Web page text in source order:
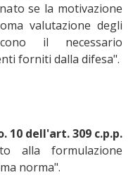
se la motivazione
valutazione degli
il necessario
forniti dalla difesa".
10 dell'art. 309 c.p.p.
alla formulazione
norma".